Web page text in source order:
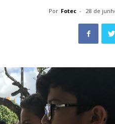
Por Fotec - 28 de